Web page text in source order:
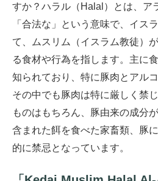
すか？ハラル（Halal）とは、ア
「合法な」という意味で、イス
て、ムスリム（イスラム教徒）
る食材や行為を指します。主に
知られており、特に豚肉とアル
その中でも豚肉は特に厳しく禁
ものはもちろん、豚由来の成分
含まれた餌を食べた家畜類、豚
的に禁忌となっています。